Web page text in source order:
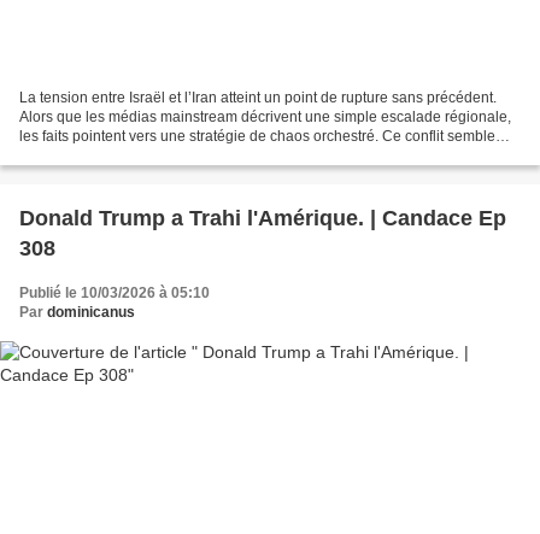
La tension entre Israël et l’Iran atteint un point de rupture sans précédent.
Alors que les médias mainstream décrivent une simple escalade régionale,
les faits pointent vers une stratégie de chaos orchestré. Ce conflit semble
Donald Trump a Trahi l'Amérique. | Candace Ep
308
Publié le 10/03/2026 à 05:10
Par dominicanus